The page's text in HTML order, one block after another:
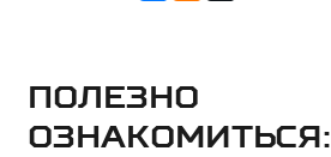
Полезно
ознакомиться: